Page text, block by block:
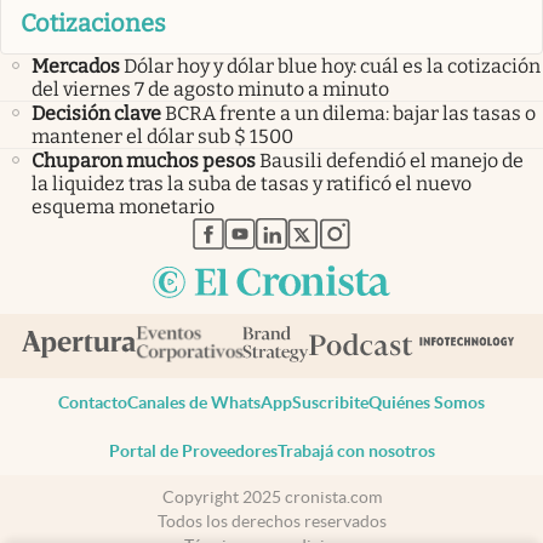
Cotizaciones
MercadosDólar hoy y dólar blue hoy: cuál es la cotización
del viernes 7 de agosto minuto a minuto
Decisión claveBCRA frente a un dilema: bajar las tasas o
mantener el dólar sub $ 1500
Chuparon muchos pesosBausili defendió el manejo de
la liquidez tras la suba de tasas y ratificó el nuevo
esquema monetario
abre en nueva pestaña
abre en nueva pestaña
abre en nueva pestaña
abre en nueva pestaña
abre en nueva pestaña
ContactoCanales de WhatsAppSuscribiteQuiénes Somos
Portal de ProveedoresTrabajá con nosotros
Copyright 2025 cronista.com
Todos los derechos reservados